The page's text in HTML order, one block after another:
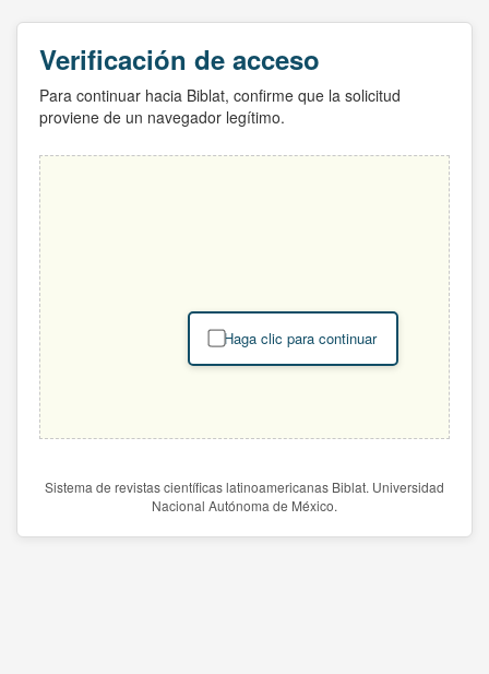
Verificación de acceso
Para continuar hacia Biblat, confirme que la solicitud
proviene de un navegador legítimo.
Haga clic para continuar
Sistema de revistas científicas latinoamericanas Biblat. Universidad
Nacional Autónoma de México.